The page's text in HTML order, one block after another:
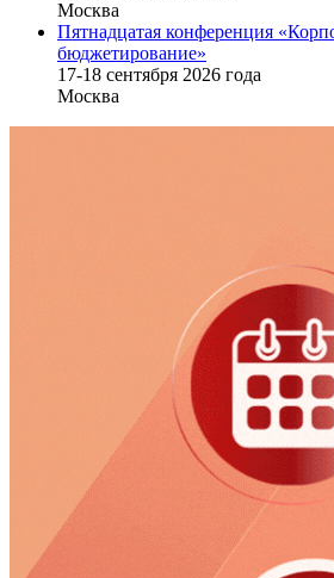
Москва
Пятнадцатая конференция
бюджетирование»
17-18 сентября 2026 года
Москва